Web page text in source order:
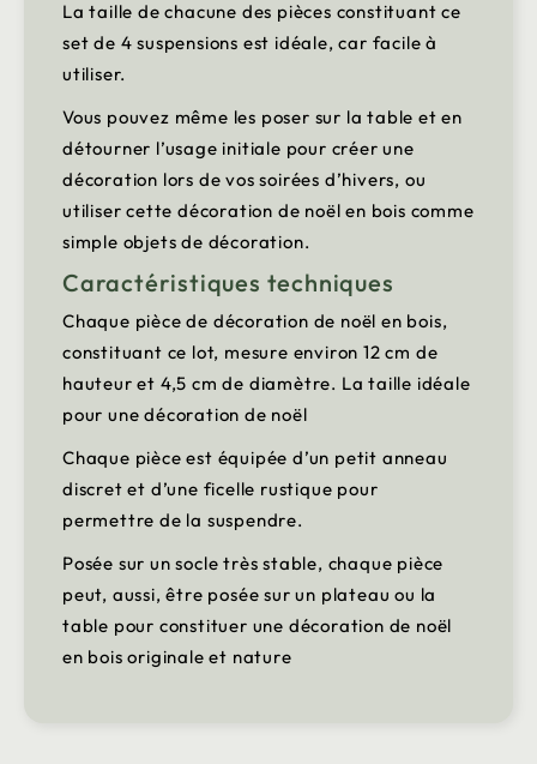
La taille de chacune des pièces constituant ce
set de 4 suspensions est idéale, car facile à
utiliser.
Vous pouvez même les poser sur la table et en
détourner l’usage initiale pour créer une
décoration lors de vos soirées d’hivers, ou
utiliser cette décoration de noël en bois comme
simple objets de décoration.
Caractéristiques techniques
Chaque pièce de décoration de noël en bois,
constituant ce lot, mesure environ 12 cm de
hauteur et 4,5 cm de diamètre. La taille idéale
pour une décoration de noël
Chaque pièce est équipée d’un petit anneau
discret et d’une ficelle rustique pour
permettre de la suspendre.
Posée sur un socle très stable, chaque pièce
peut, aussi, être posée sur un plateau ou la
table pour constituer une décoration de noël
en bois originale et nature